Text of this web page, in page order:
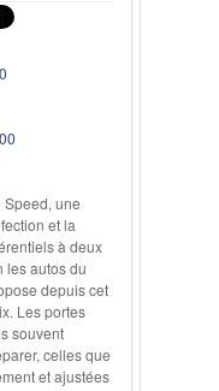
une
et la
à deux
les autos du
depuis cet
Les portes
souvent
celles que
et ajustées